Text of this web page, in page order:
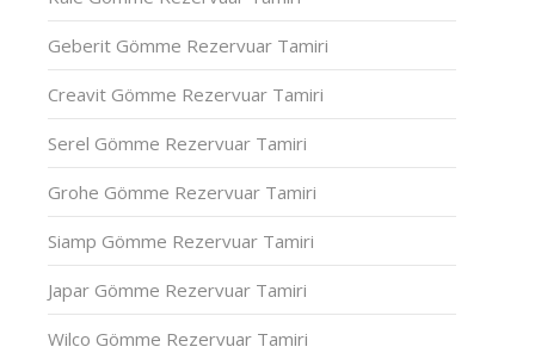
Geberit Gömme Rezervuar Tamiri
Creavit Gömme Rezervuar Tamiri
Serel Gömme Rezervuar Tamiri
Grohe Gömme Rezervuar Tamiri
Siamp Gömme Rezervuar Tamiri
Japar Gömme Rezervuar Tamiri
Wilco Gömme Rezervuar Tamiri